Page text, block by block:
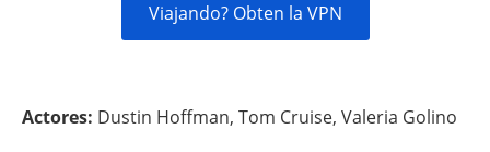
Viajando? Obten la VPN
Actores: Dustin Hoffman, Tom Cruise, Valeria Golino